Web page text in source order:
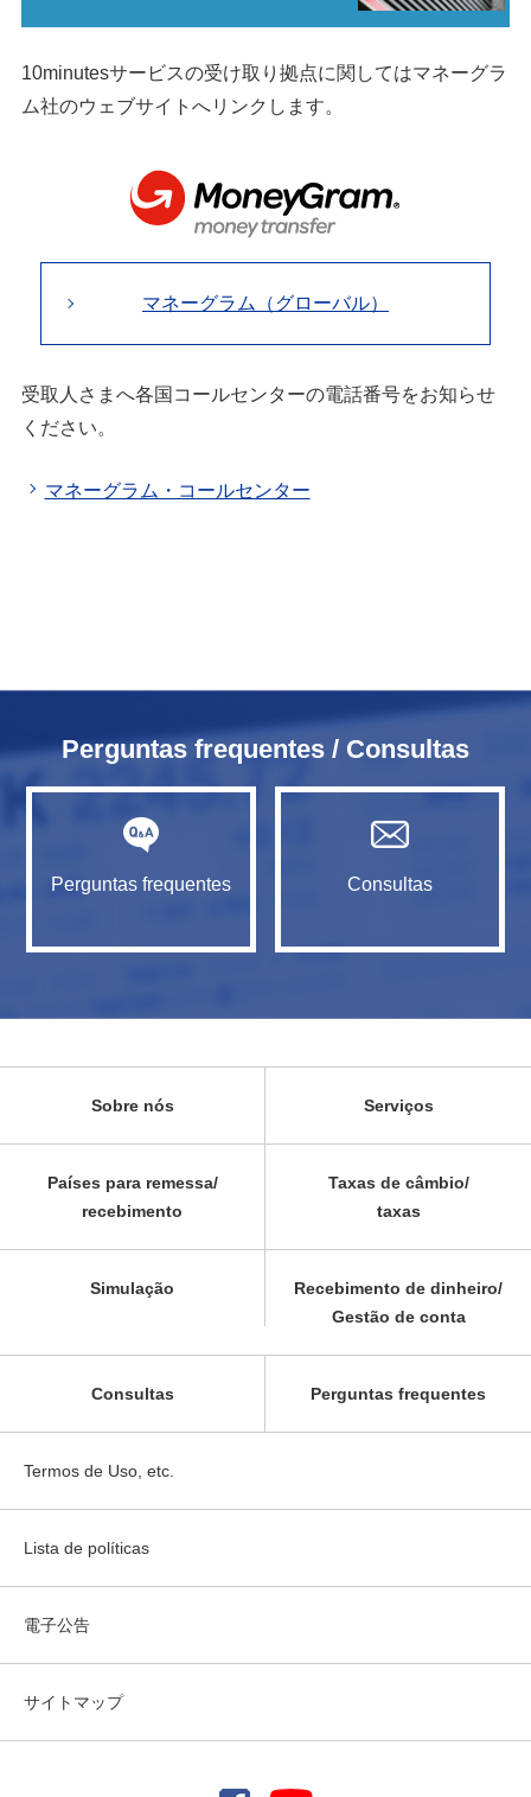
10minutesサービスの受け取り拠点に関してはマネーグラ
ム社のウェブサイトへリンクします。
マネーグラム（グローバル）
受取人さまへ各国コールセンターの電話番号をお知らせ
ください。
マネーグラム・コールセンター
Perguntas frequentes / Consultas
Perguntas frequentes Consultas
Sobre nós Serviços
Países para remessa/
recebimento
Taxas de câmbio/
taxas
Simulação
Recebimento de dinheiro/
Gestão de conta
Consultas Perguntas frequentes
Termos de Uso, etc.
Lista de políticas
電子公告
サイトマップ